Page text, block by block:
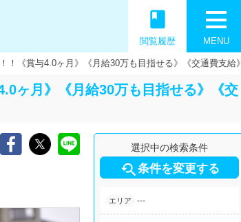
MENU
book
閲覧履歴
！《賞与4.0ヶ月》《月給30万も目指せる》《交通費支給》
ヶ月》《月給30万も目指せる》《交
選択中の検索条件
条件を変更する
エリア ---